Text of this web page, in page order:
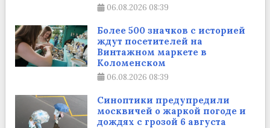
06.08.2026 08:39
Более 500 значков с историей
ждут посетителей на
Винтажном маркете в
Коломенском
06.08.2026 08:39
Синоптики предупредили
москвичей о жаркой погоде и
дождях с грозой 6 августа